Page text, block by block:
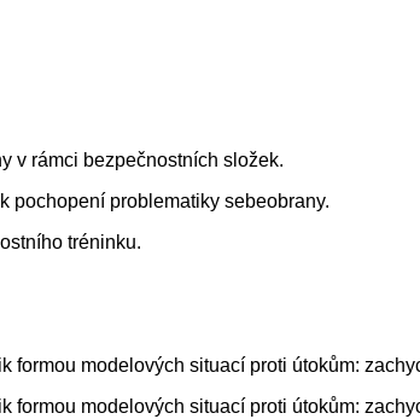
v rámci bezpečnostních složek.
pochopení problematiky sebeobrany.
tréninku.
formou modelových situací proti útokům:
formou modelových situací proti útokům: